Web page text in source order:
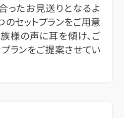
ったお見送りとなるよ
のセットプランをご用意
族様の声に耳を傾け、ご
ランをご提案させてい